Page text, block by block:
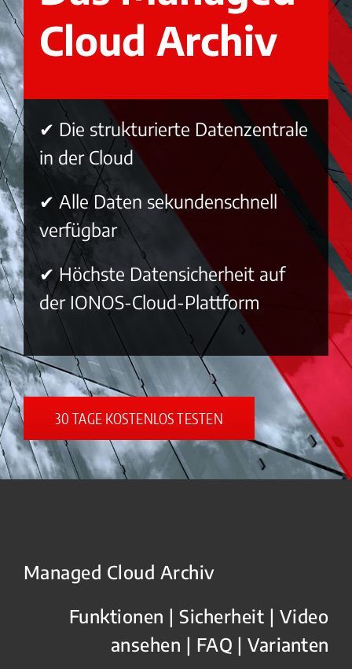
Cloud Archiv
✔ Die strukturierte Datenzentrale
in der Cloud
✔ Alle Daten sekundenschnell
verfügbar
✔ Höchste Datensicherheit auf
der IONOS-Cloud-Plattform
30 TAGE KOSTENLOS TESTEN
Managed Cloud Archiv
Funktionen |Sicherheit | Video
ansehen | FAQ | Varianten